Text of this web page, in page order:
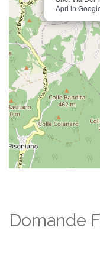
Apri in
Domande